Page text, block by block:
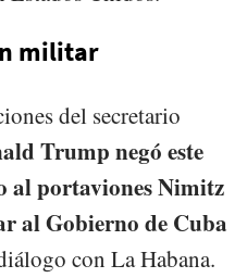
militar
del secretario
Trump negó este
al portaviones Nimitz
al Gobierno de Cuba
con La Habana.